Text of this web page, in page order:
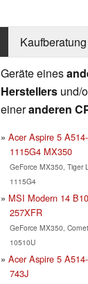
Kaufberatung
Geräte eines
Herstellers und/
eineranderen
Acer Aspire 5
1115G4 MX350
GeForce MX350, Tiger
1115G4
MSI Modern 14
257XFR
GeForce MX350,
10510U
Acer Aspire 5
743J